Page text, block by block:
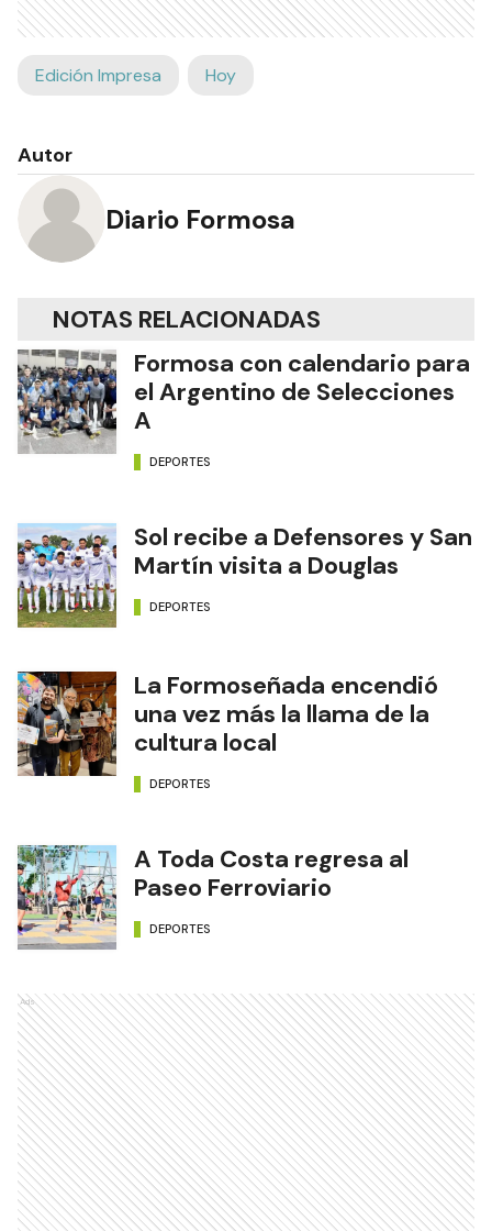
Edición Impresa Hoy
Autor
Diario Formosa
NOTAS RELACIONADAS
Formosa con calendario para
el Argentino de Selecciones
A
DEPORTES
Sol recibe a Defensores y San
Martín visita a Douglas
DEPORTES
La Formoseñada encendió
una vez más la llama de la
cultura local
DEPORTES
A Toda Costa regresa al
Paseo Ferroviario
DEPORTES
Ads